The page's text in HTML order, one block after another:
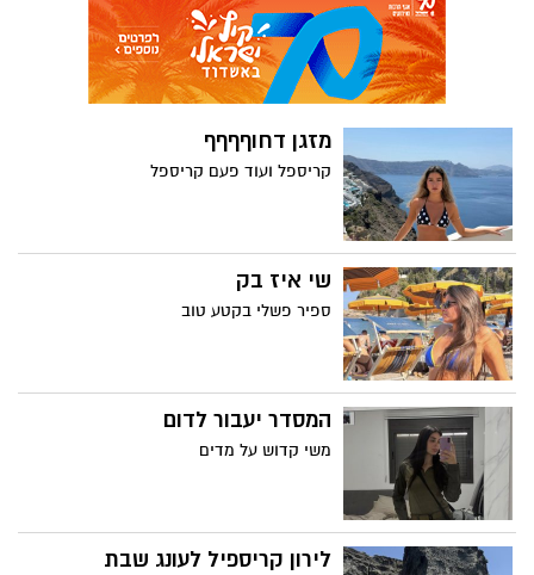
מזגן דחוףףףף
קריספל ועוד פעם קריספל
שי איז בק
ספיר פשלי בקטע טוב
המסדר יעבור לדום
משי קדוש על מדים
לירון קריספיל לעונג שבת